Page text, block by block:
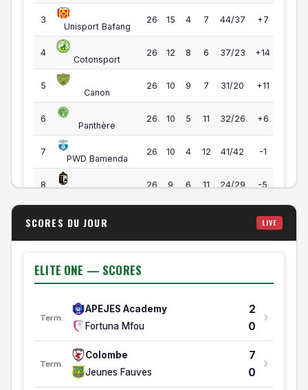
3
Unisport Bafang
26 15 4 7 44/37 +7
4
Cotonsport
26 12 8 6 37/23 +14
5
Canon
26 10 9 7 31/20 +11
6
Panthère
26 10 5 11 32/26 +6
7
PWD Bamenda
26 10 4 12 41/42 -1
8 26 9 6 11 24/29 -5 33
9
Victoria United
-9 33
10 26 7 10 9 36/38 -2
Elite One — Classement
ÉQUIPE MJ V DB
APEJES Academy
2
Fortuna Mfou
1 -2 0
SCORES DU JOUR LIVE
ELITE ONE — SCORES
Term.
APEJES Academy 2
Fortuna Mfou 0
Term.
Colombe 7
Jeunes Fauves 0